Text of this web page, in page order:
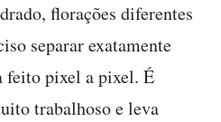
florações diferentes
separar exatamente
feito pixel a pixel. É
trabalhoso e leva